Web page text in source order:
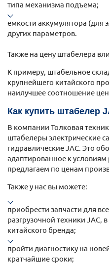
типа механизма подъема;
емкости аккумулятора (для
других параметров.
Также на цену штабелера
К примеру, штабельное
крупнейшего китайского
наилучшее соотношение
Как купить штабелер
В компании Толковая
штабелеры электрические
гидравлические JAC. Это
адаптированное к
предлагаем по ценам
Также у нас вы можете:
приобрести запчасти для
разгрузочной техники JAC,
китайского бренда;
пройти диагностику на
кратчайшие сроки;